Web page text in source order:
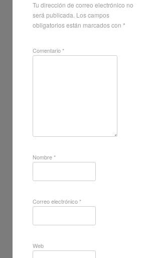
Tu dirección de correo electrónico no
será publicada. Los campos
obligatorios están marcados con *
Comentario*
Nombre*
Correo electrónico*
Web